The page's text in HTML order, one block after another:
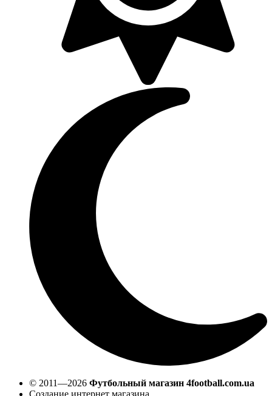
© 2011—2026 Футбольный магазин 4football.com.ua
Создание интернет магазина